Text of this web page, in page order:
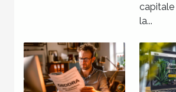
capitale
la...